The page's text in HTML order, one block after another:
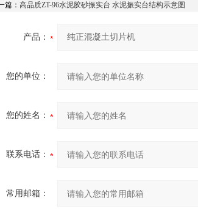
篇： 高品质ZT-96水泥胶砂振实台 水泥振实台结构示意图
产品：
您的单位：
您的姓名：
联系电话：
常用邮箱：